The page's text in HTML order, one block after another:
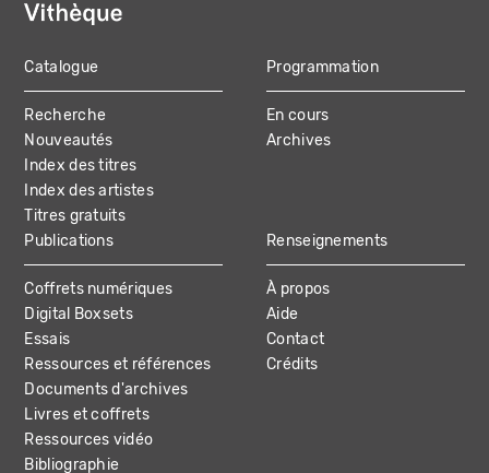
MAIN
NAVIGATION
Catalogue
Recherche
Nouveautés
Index des titres
Index des artistes
Titres gratuits
Programmation
En cours
Archives
Publications
Coffrets numériques
Digital Boxsets
Essais
Ressources et références
Documents d'archives
Livres et coffrets
Ressources vidéo
Bibliographie
Renseignements
À propos
Aide
Contact
Crédits